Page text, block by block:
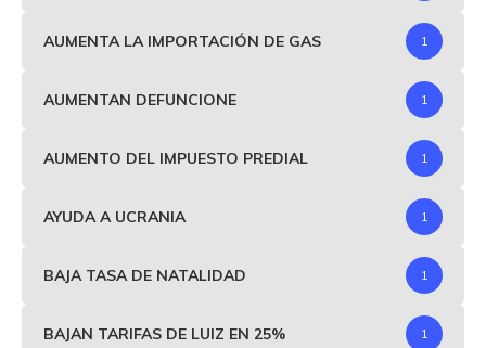
AUMENTA LA IMPORTACIÓN DE GAS 1
AUMENTAN DEFUNCIONE 1
AUMENTO DEL IMPUESTO PREDIAL 1
AYUDA A UCRANIA 1
BAJA TASA DE NATALIDAD 1
BAJAN TARIFAS DE LUIZ EN 25% 1